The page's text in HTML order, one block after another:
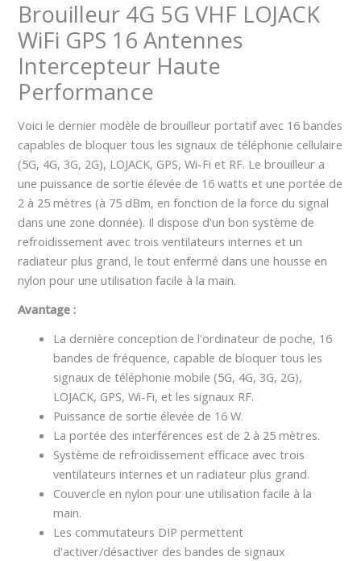
Brouilleur 4G 5G VHF LOJACK
WiFi GPS 16 Antennes
Intercepteur Haute
Performance
Voici le dernier modèle de brouilleur portatif avec 16 bandes
capables de bloquer tous les signaux de téléphonie cellulaire
(5G, 4G, 3G, 2G), LOJACK, GPS, Wi-Fi et RF. Le brouilleur a
une puissance de sortie élevée de 16 watts et une portée de
2 à 25 mètres (à 75 dBm, en fonction de la force du signal
dans une zone donnée). Il dispose d'un bon système de
refroidissement avec trois ventilateurs internes et un
radiateur plus grand, le tout enfermé dans une housse en
nylon pour une utilisation facile à la main.
Avantage :
La dernière conception de l'ordinateur de poche, 16
bandes de fréquence, capable de bloquer tous les
signaux de téléphonie mobile (5G, 4G, 3G, 2G),
LOJACK, GPS, Wi-Fi, et les signaux RF.
Puissance de sortie élevée de 16 W.
La portée des interférences est de 2 à 25 mètres.
Système de refroidissement efficace avec trois
ventilateurs internes et un radiateur plus grand.
Couvercle en nylon pour une utilisation facile à la
main.
Les commutateurs DIP permettent
d'activer/désactiver des bandes de signaux